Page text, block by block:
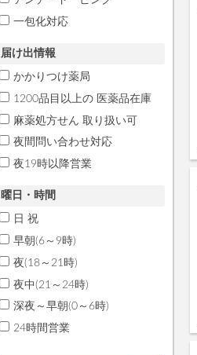
一包化対応
届け出情報
かかりつけ薬局
1200品目以上の 医薬品在庫
麻薬処方せん 取り扱い可
夜間問い合わせ対応
夜19時以降営業
曜日・時間
日 祝
早朝(6～9時)
夜(18～21時)
夜中(21～24時)
深夜～早朝(0～6時)
24時間営業